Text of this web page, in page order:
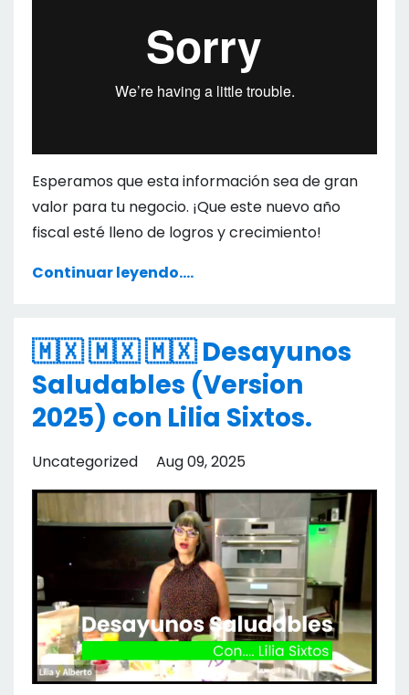
Esperamos que esta información sea de gran
valor para tu negocio. ¡Que este nuevo año
fiscal esté lleno de logros y crecimiento!
Continuar leyendo....
🇲🇽 🇲🇽 🇲🇽 Desayunos
Saludables (Version
2025) con Lilia Sixtos.
Uncategorized Aug 09, 2025